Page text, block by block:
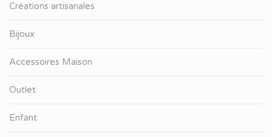
Créations artisanales
Bijoux
Accessoires Maison
Outlet
Enfant